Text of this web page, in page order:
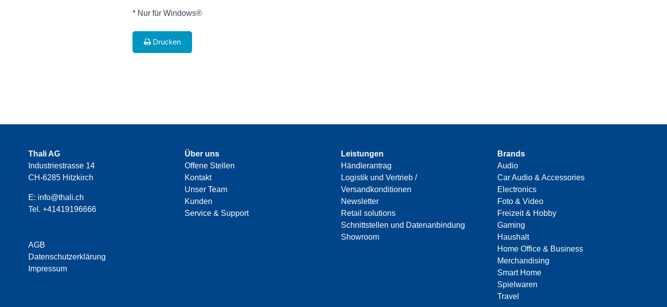
* Nur für Windows®
Drucken
Thali AG
Industriestrasse 14
CH-6285 Hitzkirch
E: info@thali.ch
Tel. +41419196666
AGB
Datenschutzerklärung
Impressum
Über uns
Offene Stellen
Kontakt
Unser Team
Kunden
Service & Support
Leistungen
Händlerantrag
Logistik und Vertrieb /
Versandkonditionen
Newsletter
Retail solutions
Schnittstellen und Datenanbindung
Showroom
Brands
Audio
Car Audio & Accessories
Electronics
Foto & Video
Freizeit & Hobby
Gaming
Haushalt
Home Office & Business
Merchandising
Smart Home
Spielwaren
Travel